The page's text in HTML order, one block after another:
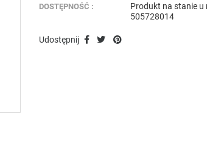
DOSTĘPNOŚĆ :
Produkt na stanie u
505728014
Udostępnij